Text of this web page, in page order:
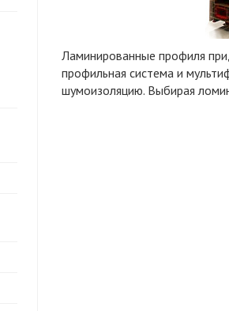
Ламинированные профиля
профильная система и
шумоизоляцию. Выбирая